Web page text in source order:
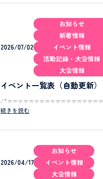
2026/07/02
お知らせ
新着情報
イベント情報
活動記録・大会情報
大会情報
イベント一覧表（自動更新）
/
続きを読む
2026/04/17
お知らせ
イベント情報
大会情報